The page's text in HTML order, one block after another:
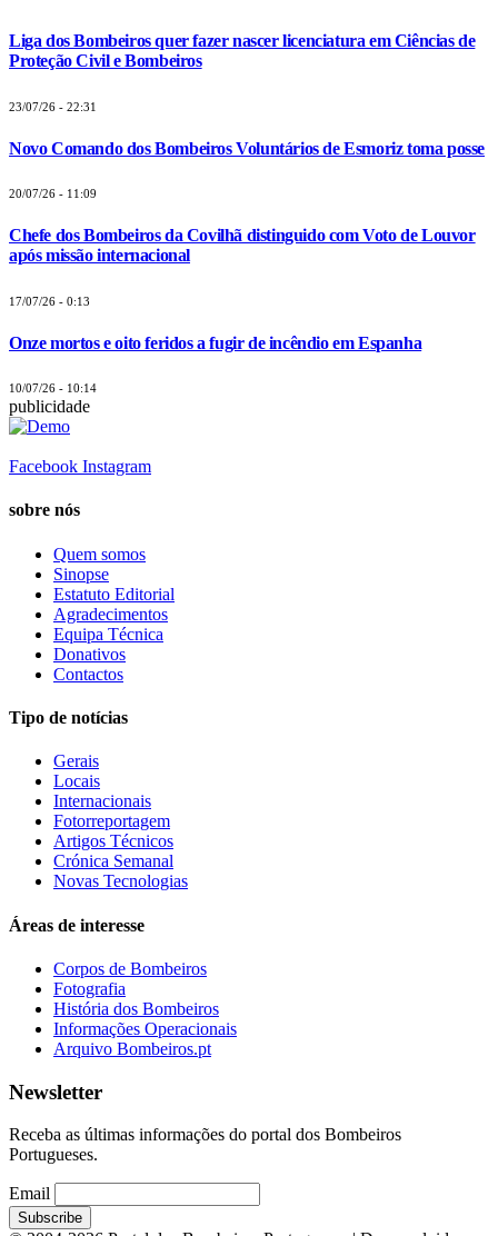
Liga dos Bombeiros quer fazer nascer licenciatura em Ciências de
Proteção Civil e Bombeiros
23/07/26 - 22:31
Novo Comando dos Bombeiros Voluntários de Esmoriz toma posse
20/07/26 - 11:09
Chefe dos Bombeiros da Covilhã distinguido com Voto de Louvor
após missão internacional
17/07/26 - 0:13
Onze mortos e oito feridos a fugir de incêndio em Espanha
10/07/26 - 10:14
publicidade
Facebook Instagram
sobre nós
Quem somos
Sinopse
Estatuto Editorial
Agradecimentos
Equipa Técnica
Donativos
Contactos
Tipo de notícias
Gerais
Locais
Internacionais
Fotorreportagem
Artigos Técnicos
Crónica Semanal
Novas Tecnologias
Áreas de interesse
Corpos de Bombeiros
Fotografia
História dos Bombeiros
Informações Operacionais
Arquivo Bombeiros.pt
Newsletter
Receba as últimas informações do portal dos Bombeiros
Portugueses.
Email